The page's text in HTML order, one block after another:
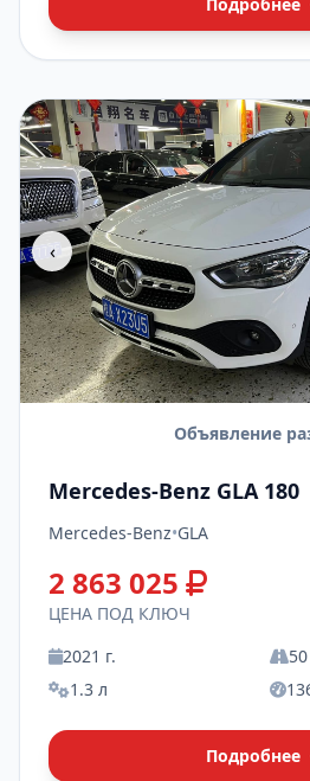
‹
Объявление
Mercedes-Benz GLA 180
Mercedes-Benz•GLA
2 863 025
ЦЕНА ПОД КЛЮЧ
2021 г.
1.3 л
Подробнее